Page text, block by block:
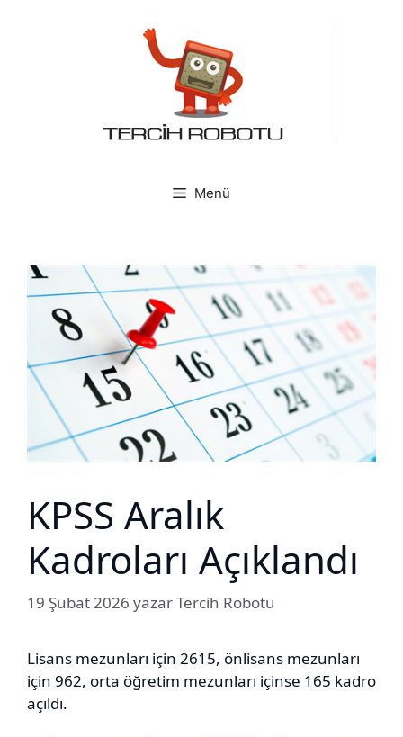
Menü
KPSS Aralık
Kadroları Açıklandı
19 Şubat 2026 yazarTercih Robotu
Lisans mezunları için 2615, önlisans mezunları
için 962, orta öğretim mezunları içinse 165 kadro
açıldı.